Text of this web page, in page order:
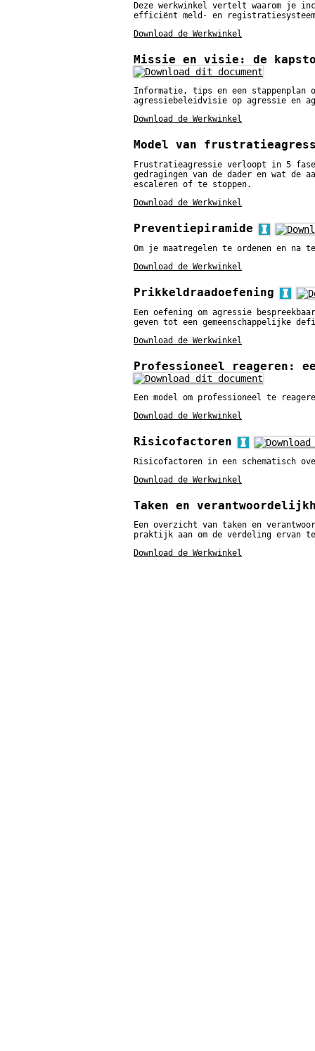
Deze werkwinkel vertelt waarom je
efficiënt meld- en
Download de Werkwinkel
Missie en visie: de
Informatie, tips en een stappenplan
agressiebeleidvisie op agressie en
Download de Werkwinkel
Model van
Frustratieagressie verloopt in 5
gedragingen van de dader en wat de
escaleren of te stoppen.
Download de Werkwinkel
Preventiepiramide
Om je maatregelen te ordenen en
Download de Werkwinkel
Prikkeldraadoefening
Een oefening om agressie
geven tot een gemeenschappelijke
Download de Werkwinkel
Professioneel reageren:
Een model om professioneel te
Download de Werkwinkel
Risicofactoren
Risicofactoren in een schematisch
Download de Werkwinkel
Taken en
Een overzicht van taken en
praktijk aan om de verdeling ervan
Download de Werkwinkel